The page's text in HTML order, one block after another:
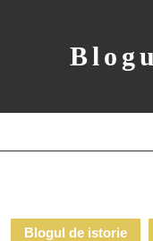
Blogul de istorie